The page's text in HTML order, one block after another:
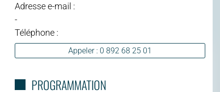
Adresse e-mail :
-
Téléphone :
Appeler : 0 892 68 25 01
PROGRAMMATION